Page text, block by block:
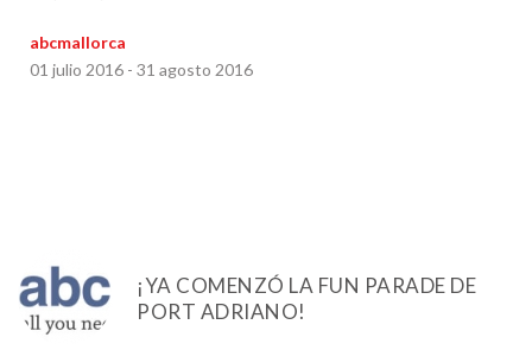
abcmallorca
01 julio 2016 - 31 agosto 2016
¡YA COMENZÓ LA FUN PARADE DE
PORT ADRIANO!